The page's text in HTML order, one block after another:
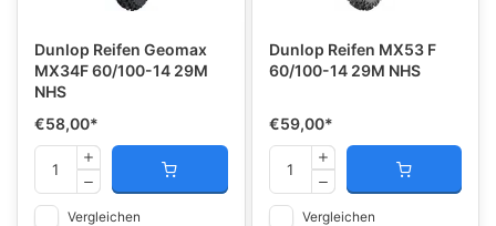
Dunlop Reifen Geomax
MX34F 60/100-14 29M
NHS
€58,00*
Vergleichen
Dunlop Reifen MX53 F
60/100-14 29M NHS
€59,00*
Vergleichen